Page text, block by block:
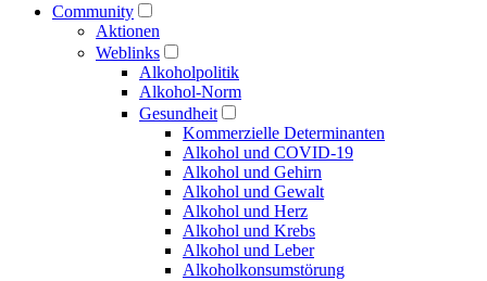
Community
Aktionen
Weblinks
Alkoholpolitik
Alkohol-Norm
Gesundheit
Kommerzielle Determinanten
Alkohol und COVID-19
Alkohol und Gehirn
Alkohol und Gewalt
Alkohol und Herz
Alkohol und Krebs
Alkohol und Leber
Alkoholkonsumstörung